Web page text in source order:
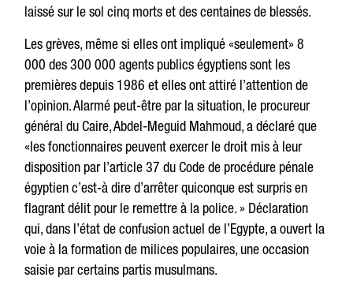
laissé sur le sol cinq morts et des centaines de blessés.
Les grèves, même si elles ont impliqué «seulement» 8
000 des 300 000 agents publics égyptiens sont les
premières depuis 1986 et elles ont attiré l’attention de
l’opinion. Alarmé peut-être par la situation, le procureur
général du Caire, Abdel-Meguid Mahmoud, a déclaré que
«les fonctionnaires peuvent exercer le droit mis à leur
disposition par l’article 37 du Code de procédure pénale
égyptien c’est-à dire d’arrêter quiconque est surpris en
flagrant délit pour le remettre à la police. » Déclaration
qui, dans l’état de confusion actuel de l’Egypte, a ouvert la
voie à la formation de milices populaires, une occasion
saisie par certains partis musulmans.